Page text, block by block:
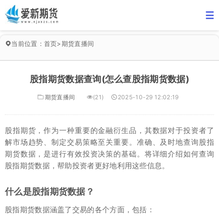
当前位置： 首页>期货直播间
股指期货数据查询(怎么查股指期货数据)
期货直播间 (21) 2025-10-29 12:02:19
股指期货，作为一种重要的金融衍生品，其数据对于投资者了
解市场趋势、制定交易策略至关重要。准确、及时地查询股指
期货数据，是进行有效投资决策的基础。将详细介绍如何查询
股指期货数据，帮助投资者更好地利用这些信息。
什么是股指期货数据？
股指期货数据涵盖了交易的各个方面，包括：